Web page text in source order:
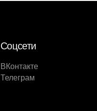
Соцсети
ВКонтакте
Телеграм